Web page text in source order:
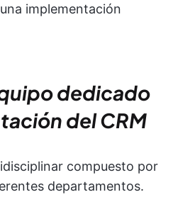
implementación
dedicado
del CRM
compuesto por
departamentos.